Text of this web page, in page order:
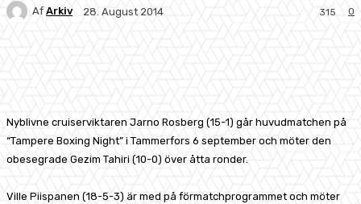
Af Arkiv 28. August 2014 0
315
Nyblivne cruiserviktaren Jarno Rosberg (15-1) går huvudmatchen på
“Tampere Boxing Night” i Tammerfors 6 september och möter den
obesegrade Gezim Tahiri (10-0) över åtta ronder.
Ville Piispanen (18-5-3) är med på förmatchprogrammet och möter